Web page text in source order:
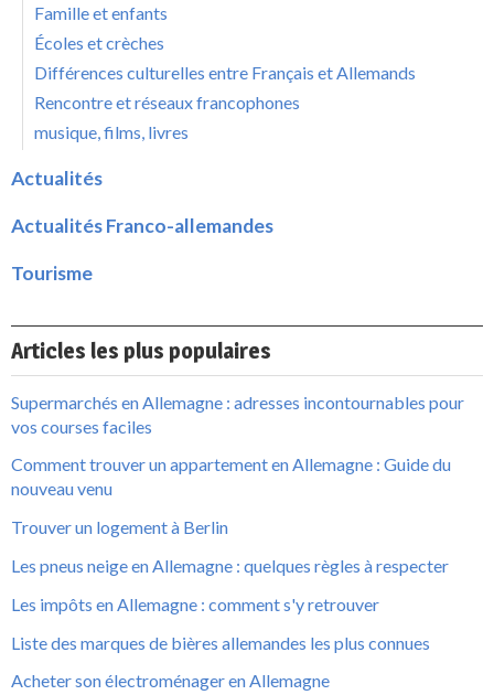
Famille et enfants
Écoles et crèches
Différences culturelles entre Français et Allemands
Rencontre et réseaux francophones
musique, films, livres
Actualités
Actualités Franco-allemandes
Tourisme
Articles les plus populaires
Supermarchés en Allemagne : adresses incontournables pour
vos courses faciles
Comment trouver un appartement en Allemagne : Guide du
nouveau venu
Trouver un logement à Berlin
Les pneus neige en Allemagne : quelques règles à respecter
Les impôts en Allemagne : comment s'y retrouver
Liste des marques de bières allemandes les plus connues
Acheter son électroménager en Allemagne